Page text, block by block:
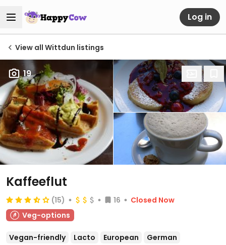
Log in
View all Wittdun listings
19
Kaffeeflut
(15) 16
Closed Now
Veg-options
Vegan-friendly Lacto European
German